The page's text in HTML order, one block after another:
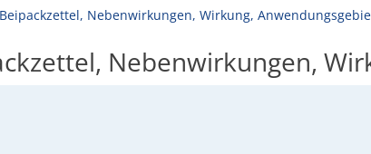
Beipackzettel, Nebenwirkungen, Wirkung,
Nebenwirkungen,